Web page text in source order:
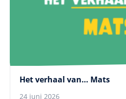
Het verhaal van… Mats
24 juni 2026